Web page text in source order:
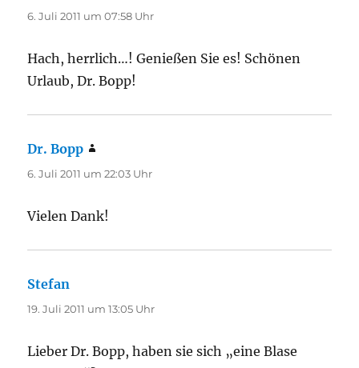
6. Juli 2011 um 07:58 Uhr
Hach, herrlich…! Genießen Sie es! Schönen
Urlaub, Dr. Bopp!
Dr. Bopp
6. Juli 2011 um 22:03 Uhr
Vielen Dank!
Stefan
19. Juli 2011 um 13:05 Uhr
Lieber Dr. Bopp, haben sie sich „eine Blase